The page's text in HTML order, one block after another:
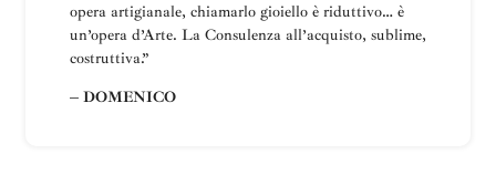
opera artigianale, chiamarlo gioiello è riduttivo… è
un’opera d’Arte. La Consulenza all’acquisto, sublime,
costruttiva.”
– DOMENICO